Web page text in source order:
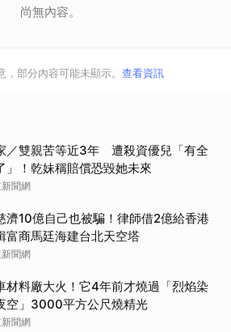
尚無內容。
部分內容可能未顯示。 查看資訊
／雙親苦等近3年 遭殺資優兒「有全
」！乾妹稱賠償恐毀她未來
新聞網
濟10億自己也被騙！律師借2億給香港
富商馬廷海建台北天空塔
新聞網
材料廠大火！它4年前才燒過「烈焰染
空」3000平方公尺燒精光
新聞網